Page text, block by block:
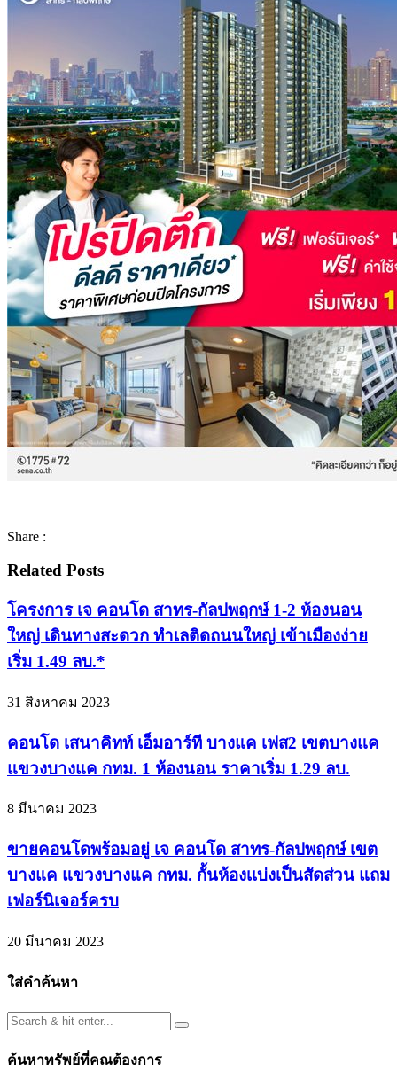
Share :
Related Posts
โครงการ เจ คอนโด สาทร-กัลปพฤกษ์ 1-2 ห้องนอน
ใหญ่ เดินทางสะดวก ทำเลติดถนนใหญ่ เข้าเมืองง่าย
เริ่ม 1.49 ลบ.*
31 สิงหาคม 2023
คอนโด เสนาคิทท์ เอ็มอาร์ที บางแค เฟส2 เขตบางแค
แขวงบางแค กทม. 1 ห้องนอน ราคาเริ่ม 1.29 ลบ.
8 มีนาคม 2023
ขายคอนโดพร้อมอยู่ เจ คอนโด สาทร-กัลปพฤกษ์ เขต
บางแค แขวงบางแค กทม. กั้นห้องเเบ่งเป็นสัดส่วน แถม
เฟอร์นิเจอร์ครบ
20 มีนาคม 2023
ใส่คำค้นหา
ค้นหาทรัพย์ที่คุณต้องการ